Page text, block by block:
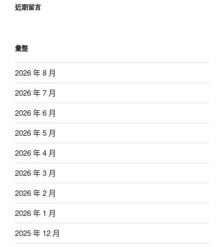
近期留言
彙整
2026 年 8 月
2026 年 7 月
2026 年 6 月
2026 年 5 月
2026 年 4 月
2026 年 3 月
2026 年 2 月
2026 年 1 月
2025 年 12 月